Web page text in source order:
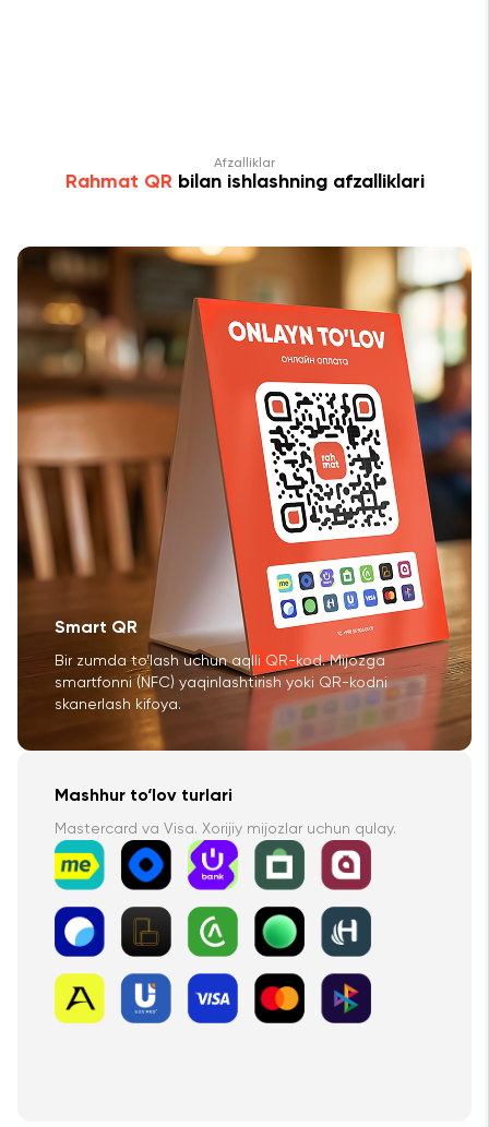
Afzalliklar
Rahmat QR bilan ishlashning afzalliklari
Smart QR
Bir zumda to‘lash uchun aqlli QR-kod. Mijozga
smartfonni (NFC) yaqinlashtirish yoki QR-kodni
skanerlash kifoya.
Mashhur to‘lov turlari
Mastercard va Visa. Xorijiy mijozlar uchun qulay.